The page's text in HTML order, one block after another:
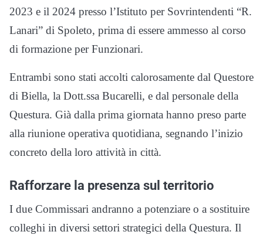
2023 e il 2024 presso l’Istituto per Sovrintendenti “R.
Lanari” di Spoleto, prima di essere ammesso al corso
di formazione per Funzionari.
Entrambi sono stati accolti calorosamente dal Questore
di Biella, la Dott.ssa Bucarelli, e dal personale della
Questura. Già dalla prima giornata hanno preso parte
alla riunione operativa quotidiana, segnando l’inizio
concreto della loro attività in città.
Rafforzare la presenza sul territorio
I due Commissari andranno a potenziare o a sostituire
colleghi in diversi settori strategici della Questura. Il